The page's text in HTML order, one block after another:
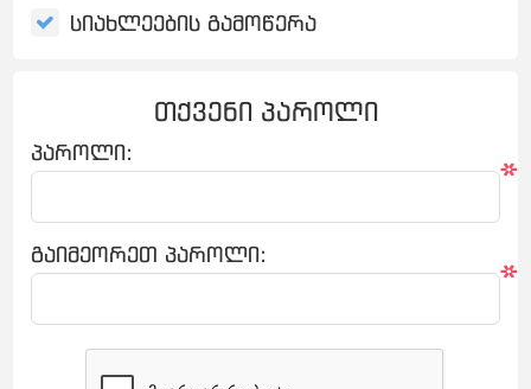
სიახლეების გამოწერა
თქვენი პაროლი
პაროლი:
*
გაიმეორეთ პაროლი:
*